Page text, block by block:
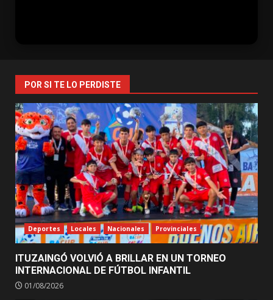
POR SI TE LO PERDISTE
Deportes Locales Nacionales Provinciales
ITUZAINGÓ VOLVIÓ A BRILLAR EN UN TORNEO
INTERNACIONAL DE FÚTBOL INFANTIL
01/08/2026